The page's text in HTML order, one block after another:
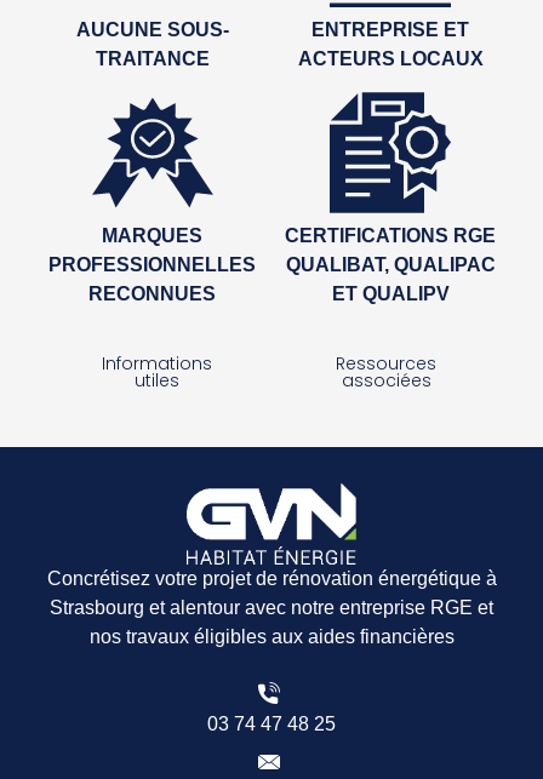
AUCUNE SOUS-
TRAITANCE
ENTREPRISE ET
ACTEURS LOCAUX
MARQUES
PROFESSIONNELLES
RECONNUES
CERTIFICATIONS RGE
QUALIBAT, QUALIPAC
ET QUALIPV
Informations
utiles
Ressources
associées
Concrétisez votre projet de rénovation énergétique à
Strasbourg et alentour avec notre entreprise RGE et
nos travaux éligibles aux aides financières
03 74 47 48 25